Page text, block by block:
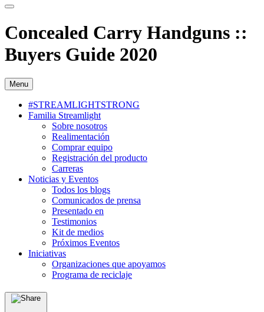
Concealed Carry Handguns ::
Buyers Guide 2020
Menu
#STREAMLIGHTSTRONG
Familia Streamlight
Sobre nosotros
Realimentación
Comprar equipo
Registración del producto
Carreras
Noticias y Eventos
Todos los blogs
Comunicados de prensa
Presentado en
Testimonios
Kit de medios
Próximos Eventos
Iniciativas
Organizaciones que apoyamos
Programa de reciclaje